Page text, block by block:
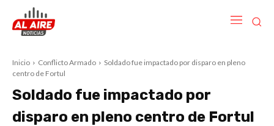
Inicio Conflicto Armado
Soldado fue impactado por disparo en pleno
centro de Fortul
Soldado fue impactado por
disparo en pleno centro de Fortul